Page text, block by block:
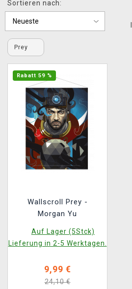
XZONE CLUB
Sortieren nach:
Prey
Rabatt 59 %
Wallscroll Prey -
Morgan Yu
Auf Lager (5Stck)
Lieferung in 2-5 Werktagen.
9,99 €
24,10 €